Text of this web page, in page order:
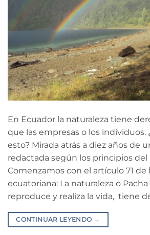
En Ecuador la naturaleza tiene
que las empresas o los individuos.
esto? Mirada atrás a diez años de
redactada según los principios del
Comenzamos con el artículo 71
ecuatoriana: La naturaleza o
reproduce y realiza la vida, tiene
CONTINUAR LEYENDO →